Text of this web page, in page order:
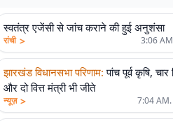
स्वतंत्र एजेंसी से जांच कराने की हुई अनुशंसा
रांची > 3:06
झारखंड विधानसभा परिणाम: पांच पूर्व कृषि, चार
और दो वित्त मंत्री भी जीते
न्यूज़ > 7:04